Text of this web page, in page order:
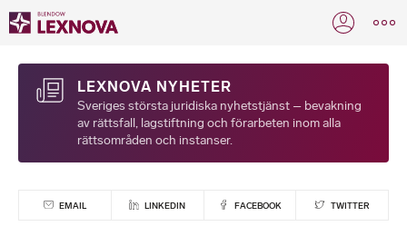
LEXNOVA NYHETER
Sveriges största juridiska nyhetstjänst – bevakning
av rättsfall, lagstiftning och förarbeten inom alla
rättsområden och instanser.
EMAIL LINKEDIN FACEBOOK TWITTER